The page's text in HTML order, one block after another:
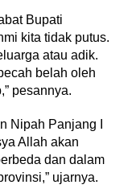
Bupati
kita tidak putus.
atau adik.
belah oleh
pesannya.
Nipah Panjang I
Allah akan
dan dalam
ujarnya.